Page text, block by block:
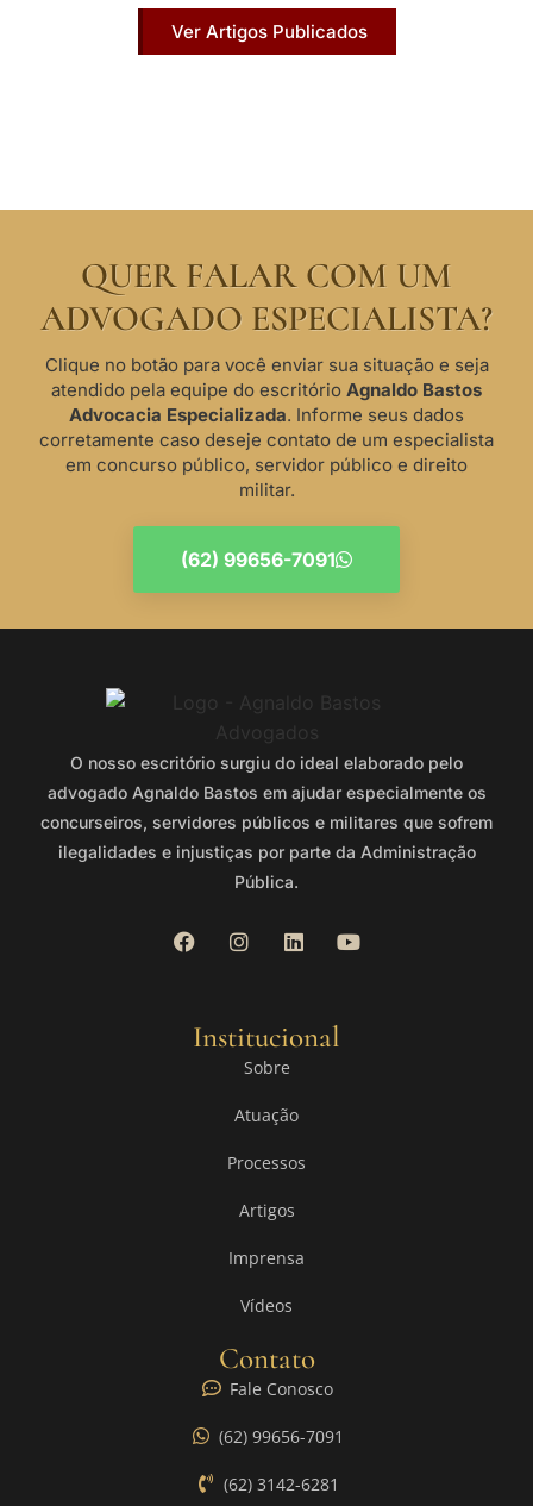
Ver Artigos Publicados
QUER FALAR COM UM
ADVOGADO ESPECIALISTA?
Clique no botão para você enviar sua situação e seja
atendido pela equipe do escritório Agnaldo Bastos
Advocacia Especializada. Informe seus dados
corretamente caso deseje contato de um especialista
em concurso público, servidor público e direito
militar.
(62) 99656-7091
O nosso escritório surgiu do ideal elaborado pelo
advogado Agnaldo Bastos em ajudar especialmente os
concurseiros, servidores públicos e militares que sofrem
ilegalidades e injustiças por parte da Administração
Pública.
Institucional
Sobre
Atuação
Processos
Artigos
Imprensa
Vídeos
Contato
Fale Conosco
(62) 99656-7091
(62) 3142-6281